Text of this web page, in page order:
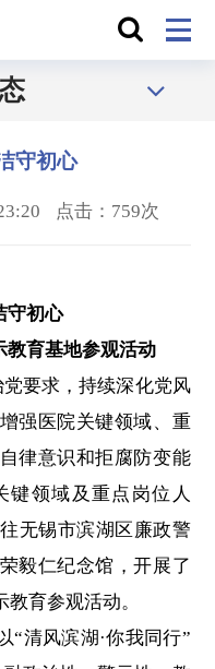
守初心
点击：759次
守初心
育基地参观活动
要求，持续深化党风
强医院关键领域、重
律意识和拒腐防变能
键领域及重点岗位人
无锡市滨湖区廉政警
毅仁纪念馆，开展了
育参观活动。
清风滨湖·你我同行”